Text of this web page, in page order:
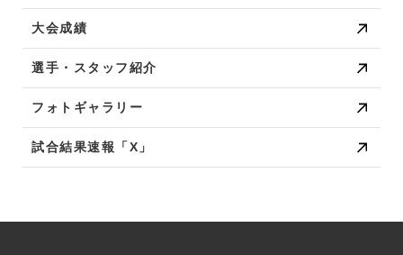
大会成績
選手・スタッフ紹介
フォトギャラリー
試合結果速報「X」